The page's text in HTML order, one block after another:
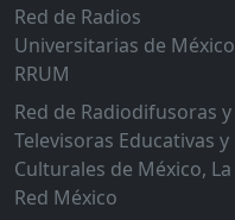
Red de Radios
Universitarias de México
RRUM
Red de Radiodifusoras y
Televisoras Educativas y
Culturales de México, La
Red México